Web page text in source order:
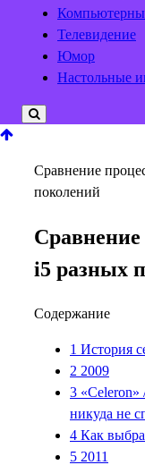
Телевидение
Юмор
Настольные
Сравнение
поколений
Сравнение
i5 разных
Содержание
1 История
2 2009
3 «Celeron»
никуда не
4 Как
5 2011